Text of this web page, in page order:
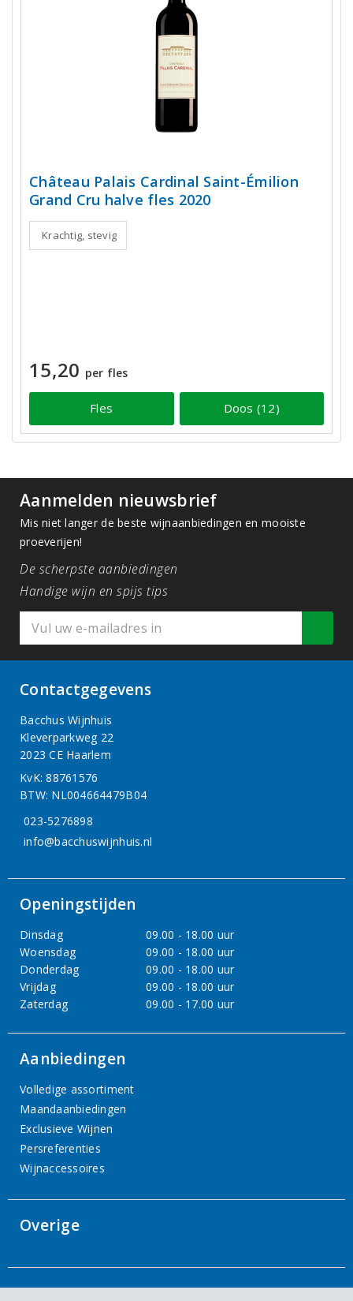
Château Palais Cardinal Saint-Émilion
Grand Cru halve fles 2020
Krachtig, stevig
15,20 per fles
Fles Doos (12)
Aanmelden nieuwsbrief
Mis niet langer de beste wijnaanbiedingen en mooiste
proeverijen!
De scherpste aanbiedingen
Handige wijn en spijs tips
Contactgegevens
Bacchus Wijnhuis
Kleverparkweg 22
2023 CE Haarlem
KvK: 88761576
BTW: NL004664479B04
023-5276898
info@bacchuswijnhuis.nl
Openingstijden
Dinsdag
09.00 - 18.00 uur
Woensdag
09.00 - 18.00 uur
Donderdag
09.00 - 18.00 uur
Vrijdag
09.00 - 18.00 uur
Zaterdag
09.00 - 17.00 uur
Aanbiedingen
Volledige assortiment
Maandaanbiedingen
Exclusieve Wijnen
Persreferenties
Wijnaccessoires
Overige